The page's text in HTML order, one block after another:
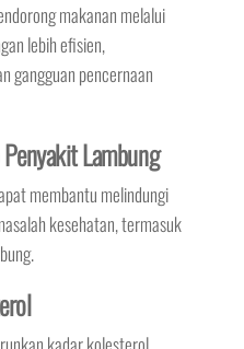
makanan melalui
lebih efisien,
gangguan pencernaan
Lambung
membantu melindungi
kesehatan, termasuk